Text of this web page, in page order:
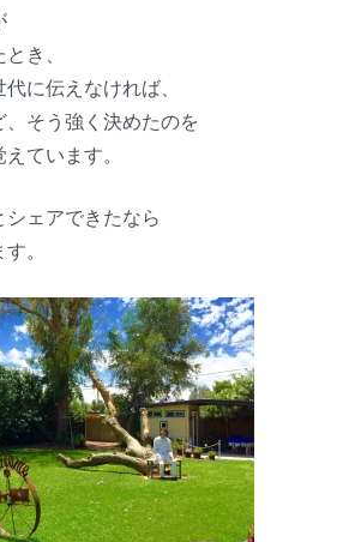
き、
に伝えなければ、
そう強く決めたのを
ています。
シェアできたなら
。